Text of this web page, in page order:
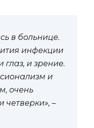
в больнице.
инфекции
и зрение.
и
очень
–